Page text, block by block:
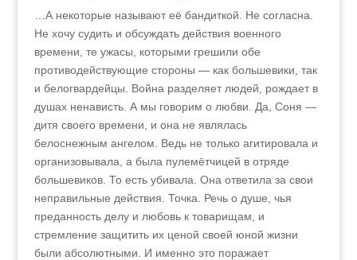
…А некоторые называют её бандиткой. Не согласна.
Не хочу судить и обсуждать действия военного
времени, те ужасы, которыми грешили обе
противодействующие стороны — как большевики, так
и белогвардейцы. Война разделяет людей, рождает в
душах ненависть. А мы говорим о любви. Да, Соня —
дитя своего времени, и она не являлась
белоснежным ангелом. Ведь не только агитировала и
организовывала, а была пулемётчицей в отряде
большевиков. То есть убивала. Она ответила за свои
неправильные действия. Точка. Речь о душе, чья
преданность делу и любовь к товарищам, и
стремление защитить их ценой своей юной жизни
были абсолютными. И именно это поражает